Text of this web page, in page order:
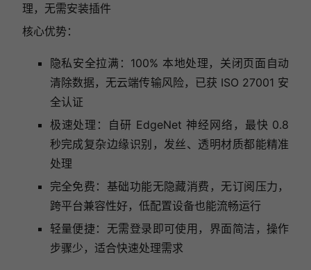
理，无需安装插件
核心优势：
隐私安全拉满：100% 本地处理，关闭页面自动
清除数据，无云端传输风险，已获 ISO 27001 安
全认证
极速处理：自研 EdgeNet 神经网络，最快 0.8
秒完成复杂边缘识别，发丝、透明材质都能精准
处理
完全免费：基础功能无隐藏消费，无订阅压力，
跨平台兼容性好，低配置设备也能流畅运行
轻量便捷：无需登录即可使用，界面简洁，操作
步骤少，适合快速处理需求